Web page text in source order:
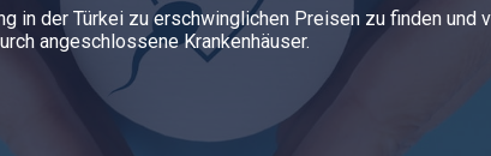
in der Türkei zu erschwinglichen Preisen zu finden und
angeschlossene Krankenhäuser.